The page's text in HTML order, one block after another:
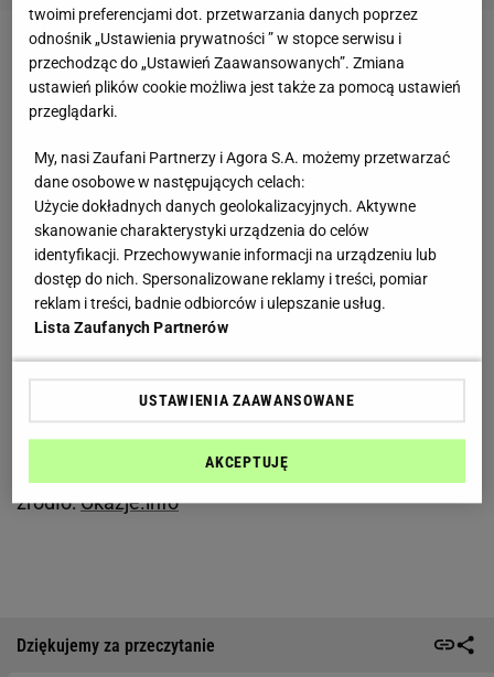
2. Legginsy Reebok, ok. 229 zł
3. Kojący płyn micelarny Iwostin Sensitia, ok. 30 zł
4. Olay Anti-Wrinkle Błyskawicznie Nawilżającykrem
na noc, ok. 30 zł
5. Catricekorektorkryjący zaczerwienienia, ok. 10 zł
6.Buty sportoweadidas AT Mardea, ok. 300 zł
Zobacz wideo
źródło:Okazje.info
Dziękujemy za przeczytanie
twoimi preferencjami dot. przetwarzania danych poprzez
odnośnik „Ustawienia prywatności ” w stopce serwisu i
przechodząc do „Ustawień Zaawansowanych”. Zmiana
ustawień plików cookie możliwa jest także za pomocą ustawień
przeglądarki.
My, nasi Zaufani Partnerzy i Agora S.A. możemy przetwarzać
dane osobowe w następujących celach:
Użycie dokładnych danych geolokalizacyjnych. Aktywne
skanowanie charakterystyki urządzenia do celów
identyfikacji. Przechowywanie informacji na urządzeniu lub
dostęp do nich. Spersonalizowane reklamy i treści, pomiar
reklam i treści, badnie odbiorców i ulepszanie usług.
Lista Zaufanych Partnerów
USTAWIENIA ZAAWANSOWANE
AKCEPTUJĘ